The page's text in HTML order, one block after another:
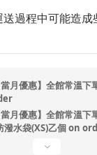
送過程中可能造
當月優惠】全館常溫下
當月優惠】全館常溫下
水袋(XS)乙個 on